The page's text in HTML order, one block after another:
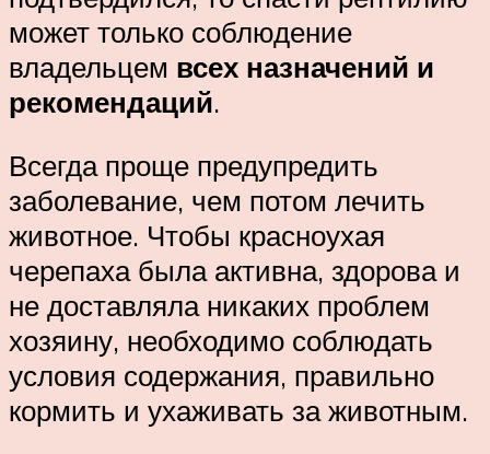
может только соблюдение
владельцем всех назначений и
рекомендаций.
Всегда проще предупредить
заболевание, чем потом лечить
животное. Чтобы красноухая
черепаха была активна, здорова и
не доставляла никаких проблем
хозяину, необходимо соблюдать
условия содержания, правильно
кормить и ухаживать за животным.